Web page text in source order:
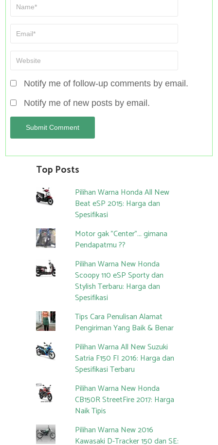
Notify me of follow-up comments by email.
Notify me of new posts by email.
Top Posts
Pilihan Warna Honda All New
Beat eSP 2015: Harga dan
Spesifikasi
Motor gak "Center"... gimana
Pendapatmu ??
Pilihan Warna New Honda
Scoopy 110 eSP Sporty dan
Stylish Terbaru: Harga dan
Spesifikasi
Tips Cara Penulisan Alamat
Pengiriman Yang Baik & Benar
Pilihan Warna All New Suzuki
Satria F150 FI 2016: Harga dan
Spesifikasi Terbaru
Pilihan Warna New Honda
CB150R StreetFire 2017: Harga
Naik Tipis
Pilihan Warna New 2016
Kawasaki D-Tracker 150 dan SE: